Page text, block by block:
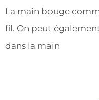
La main bouge
fil. On peut
dans la main